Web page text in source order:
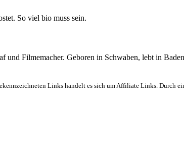
So viel bio muss sein.
und Filmemacher. Geboren in Schwaben, lebt in
Links handelt es sich um Affiliate Links. Durch